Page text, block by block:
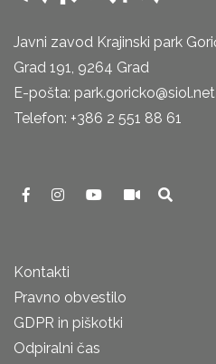
Javni zavod Krajinski park
Grad 191, 9264 Grad
E-pošta: park.goricko@siol.net
Telefon: +386 2 551 88 61
Kontakti
Pravno obvestilo
GDPR in piškotki
Odpiralni čas